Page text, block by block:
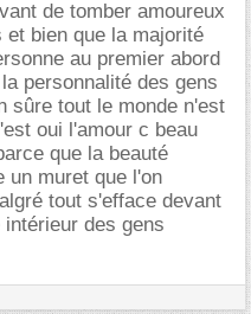
de tomber amoureux
bien que la majorité
au premier abord
personnalité des gens
sûre tout le monde n'est
oui l'amour c beau
que la beauté
un muret que l'on
tout s'efface devant
des gens